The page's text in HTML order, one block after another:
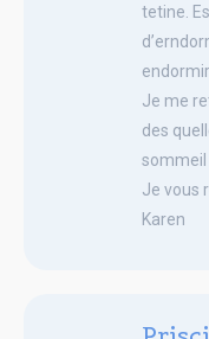
tetine.
Je me
des
sommeil
Je vous
Karen